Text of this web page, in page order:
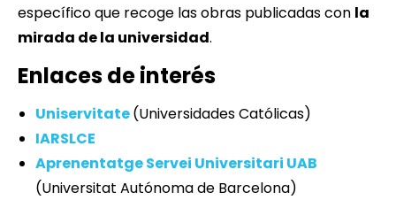
específico que recoge las obras publicadas con la
mirada de la universidad.
Enlaces de interés
Uniservitate(Universidades Católicas)
IARSLCE
Aprenentatge Servei Universitari UAB
(Universitat Autónoma de Barcelona)